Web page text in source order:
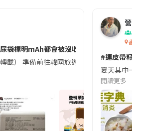
袋標明mAh都會被沒收😱出發前切記檢查
轉載） 準備前往韓國旅遊的民眾，近期要
營養
香港
#連皮帶籽
夏天其中一
閱讀更多